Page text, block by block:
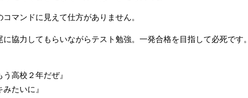
マンドに見えて仕方がありません。
協力してもらいながらテスト勉強。一発合格を目指して必死です。
う高校２年だぜ』
たいに』